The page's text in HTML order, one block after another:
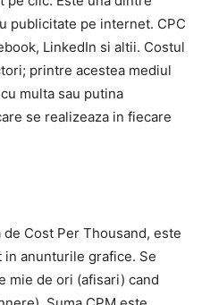
publicitate pe internet. CPC
LinkedIn si altii. Costul
printre acestea mediul
multa sau putina
se realizeaza in fiecare
Cost Per Thousand, este
anunturile grafice. Se
mie de ori (afisari) cand